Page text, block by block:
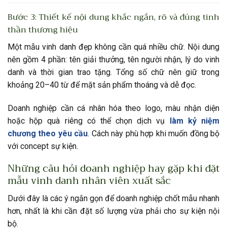
Bước 3: Thiết kế nội dung khắc ngắn, rõ và đúng tinh
thần thương hiệu
Một mẫu vinh danh đẹp không cần quá nhiều chữ. Nội dung
nên gồm 4 phần: tên giải thưởng, tên người nhận, lý do vinh
danh và thời gian trao tặng. Tổng số chữ nên giữ trong
khoảng 20–40 từ để mặt sản phẩm thoáng và dễ đọc.
Doanh nghiệp cần cá nhân hóa theo logo, màu nhận diện
hoặc hộp quà riêng có thể chọn dịch vụ làm kỷ niệm
chương theo yêu cầu. Cách này phù hợp khi muốn đồng bộ
với concept sự kiện.
Những câu hỏi doanh nghiệp hay gặp khi đặt
mẫu vinh danh nhân viên xuất sắc
Dưới đây là các ý ngắn gọn để doanh nghiệp chốt mẫu nhanh
hơn, nhất là khi cần đặt số lượng vừa phải cho sự kiện nội
bộ.